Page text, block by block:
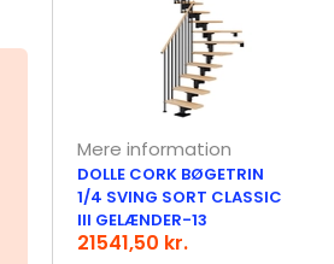
Mere information
DOLLE CORK BØGETRIN
1/4 SVING SORT CLASSIC
III GELÆNDER-13
21541,50 kr.